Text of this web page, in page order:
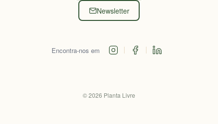
Newsletter
Encontra-nos em
©2026 Planta Livre